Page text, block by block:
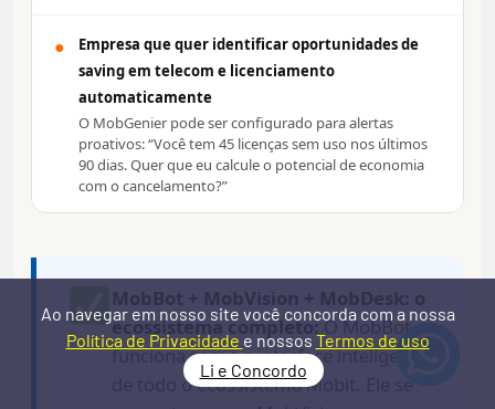
Ao navegar em nosso site você concorda com a nossa
Política de Privacidadee nossosTermos de uso
Li e Concordo
●
Empresa que quer identificar oportunidades de
saving em telecom e licenciamento
automaticamente
O MobGenier pode ser configurado para alertas
proativos: “Você tem 45 licenças sem uso nos últimos
90 dias. Quer que eu calcule o potencial de economia
com o cancelamento?”
MobBot + MobVision + MobDesk: o
ecossistema completo:O MobBot
funciona como a interface inteligente
de todo o ecossistema Mobit. Ele se